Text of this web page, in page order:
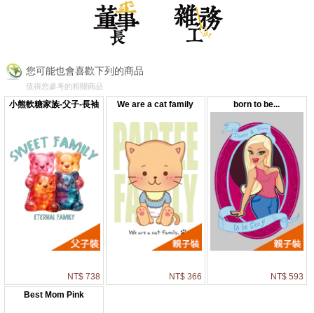
您可能也會喜歡下列的商品
值得您參考的相關商品
小熊軟糖家族-父子-長袖
NT$ 738
We are a cat family
NT$ 366
born to be...
NT$ 593
Best Mom Pink